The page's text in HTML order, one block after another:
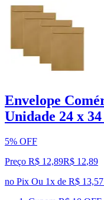
Envelope
Unidade 24 x
5% OFF
Preço R$ 12,89R$ 12,89
no Pix Ou 1x de R$